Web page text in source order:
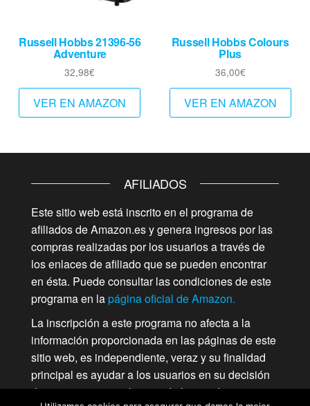
Russell Hobbs 21396-56
Adventure
32,98€
VER EN AMAZON
Russell Hobbs Colours
Plus
36,00€
VER EN AMAZON
AFILIADOS
Este sitio web está inscrito en el programa de
afiliados de Amazon.es y genera ingresos por las
compras realizadas por los usuarios a través de
los enlaces de afiliado que se pueden encontrar
en ésta. Puede consultar las condiciones de este
programa en lapágina oficial de Amazon.
La inscripción a este programa no afecta a la
información proporcionada en las páginas de este
sitio web, es independiente, veraz y su finalidad
principal es ayudar a los usuarios en su decisión
de compra para cualquiera de los productos que